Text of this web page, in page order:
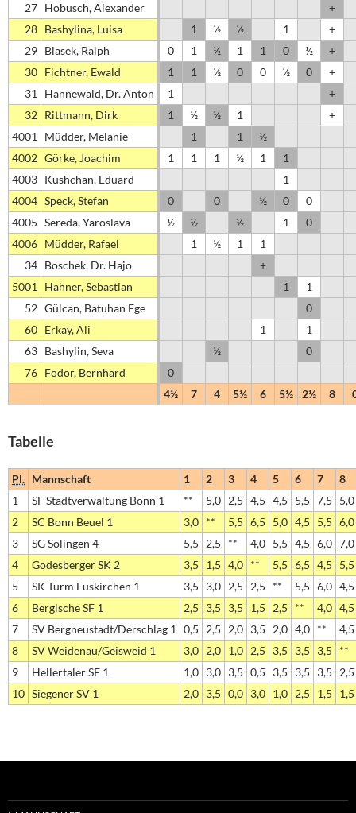
27 Hobusch, Alexander
+
28 Bashylina, Luisa 1 ½ ½ 1
+
29 Blasek, Ralph 0 1 ½ 1 1 0 ½
+
30 Fichtner, Ewald 1 1 ½ 0 0 ½ 0
+
31
Hannewald, Dr. Anton 1
+
32 Rittmann, Dirk 1 ½ ½ 1
+
4001
Müdder, Melanie 1 1
½
4002 Görke, Joachim 1 1 1 ½ 1
1
4003 Kushchan, Eduard
1
4004 Speck, Stefan 0 0 ½ 0
0
4005 Sereda, Yaroslava ½ ½ ½ 1
0
4006 Müdder, Rafael 1 ½ 1
1
34 Boschek, Dr. Hajo
+
5001
Hahner, Sebastian 1
1
52 Gülcan, Batuhan Ege
0
60 Erkay, Ali 1
1
63 Bashylin, Seva ½
0
76 Fodor, Bernhard
0
4½
7 4 5½ 6 5½ 2½ 8
Tabelle
Pl. Mannschaft 1 2 3 4 5 6 7
8
1
SF Stadtverwaltung Bonn 1 ** 5,0 2,5 4,5 4,5 5,5 7,5
5,0
2
SC Bonn Beuel 1 3,0 ** 5,5 6,5 5,0 4,5 5,5 6,0
3
SG Solingen 4 5,5 2,5 ** 4,0 5,5 4,5 6,0 7,0
4
Godesberger SK 2 3,5 1,5 4,0 ** 5,5 6,5 4,5
5,5
5
SK Turm Euskirchen 1 3,5 3,0 2,5 2,5 ** 5,5 6,0 4,5
6
Bergische SF 1 2,5 3,5 3,5 1,5 2,5 ** 4,0 4,5
7
SV Bergneustadt/Derschlag 1 0,5 2,5 2,0 3,5 2,0 4,0 **
4,5
8
SV Weidenau/Geisweid 1 3,0 2,0 1,0 2,5 3,5 3,5 3,5
**
9
Hellertaler SF 1 1,0 3,0 3,5 0,5 3,5 3,5 3,5
2,5
10 Siegener SV 1 2,0 3,5 0,0 3,0 1,0 2,5 1,5 1,5